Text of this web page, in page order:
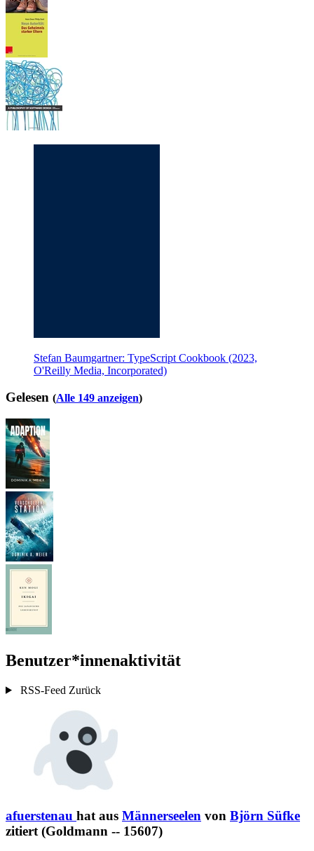
Stefan Baumgartner: TypeScript Cookbook (2023,
O'Reilly Media, Incorporated)
Gelesen (Alle 149 anzeigen)
Benutzer*innenaktivität
RSS-Feed Zurück
afuerstenau hat aus Männerseelen von Björn Süfke
zitiert (Goldmann -- 15607)